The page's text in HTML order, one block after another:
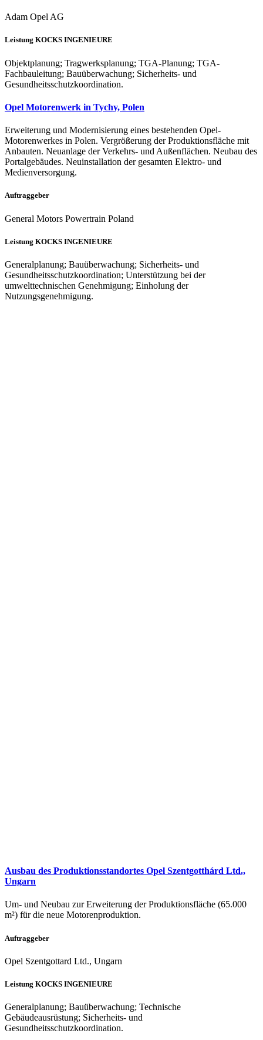
Adam Opel AG
Leistung KOCKS INGENIEURE
Objektplanung; Tragwerksplanung; TGA-Planung; TGA-
Fachbauleitung; Bauüberwachung; Sicherheits- und
Gesundheitsschutzkoordination.
Opel Motorenwerk in Tychy, Polen
Erweiterung und Modernisierung eines bestehenden Opel-
Motorenwerkes in Polen. Vergrößerung der Produktionsfläche mit
Anbauten. Neuanlage der Verkehrs- und Außenflächen. Neubau des
Portalgebäudes. Neuinstallation der gesamten Elektro- und
Medienversorgung.
Auftraggeber
General Motors Powertrain Poland
Leistung KOCKS INGENIEURE
Generalplanung; Bauüberwachung; Sicherheits- und
Gesundheitsschutzkoordination; Unterstützung bei der
umwelttechnischen Genehmigung; Einholung der
Nutzungsgenehmigung.
Ausbau des Produktionsstandortes Opel Szentgotthárd Ltd.,
Ungarn
Um- und Neubau zur Erweiterung der Produktionsfläche (65.000
m²) für die neue Motorenproduktion.
Auftraggeber
Opel Szentgottard Ltd., Ungarn
Leistung KOCKS INGENIEURE
Generalplanung; Bauüberwachung; Technische
Gebäudeausrüstung; Sicherheits- und
Gesundheitsschutzkoordination.